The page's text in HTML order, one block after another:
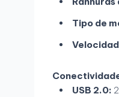
Tipo de
USB 2.0: